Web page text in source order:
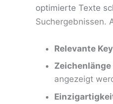
optimierte Texte
Suchergebnissen.
Relevante
Zeichenlänge
angezeigt